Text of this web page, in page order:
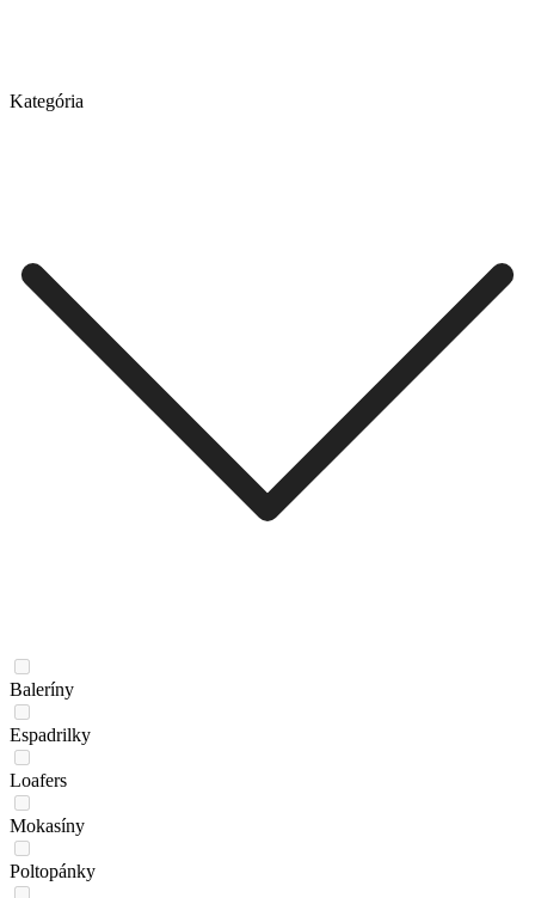
Kategória
Baleríny
Espadrilky
Loafers
Mokasíny
Poltopánky